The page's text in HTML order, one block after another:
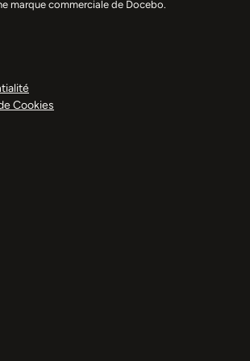
marque commerciale de Docebo.
Cookies